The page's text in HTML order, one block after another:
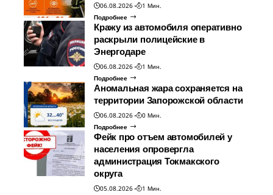
06.08.2026
1 Мин.
Подробнее
Кражу из автомобиля оперативно
раскрыли полицейские в
Энергодаре
06.08.2026
1 Мин.
Подробнее
Аномальная жара сохраняется на
территории Запорожской области
06.08.2026
0 Мин.
Подробнее
Фейк про отъем автомобилей у
населения опровергла
администрация Токмакского
округа
05.08.2026
1 Мин.